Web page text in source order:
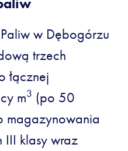
w Dębogórzu
trzech
łącznej
m3 (po 50
magazynowania
III klasy wraz